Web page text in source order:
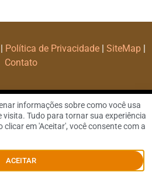
Política de Privacidade| SiteMap|
Contato
informações sobre como você usa
visita. Tudo para tornar sua experiência
em 'Aceitar', você consente com a
ACEITAR